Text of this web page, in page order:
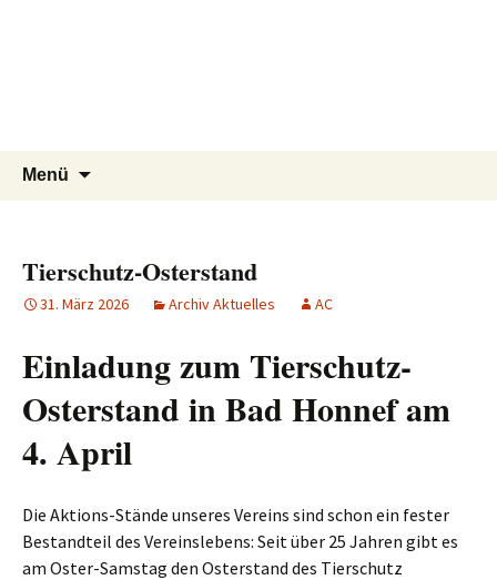
Tier Natur und Artenschutz
Siebengebirge e.V.
Tierschutzverein seit 1985 im
Siebengebirge – Orscheider
Menü
Tierschutz-Osterstand
31. März 2026 Archiv Aktuelles AC
Einladung zum Tierschutz-
Osterstand in Bad Honnef am
4. April
Die Aktions-Stände unseres Vereins sind schon ein fester
Bestandteil des Vereinslebens: Seit über 25 Jahren gibt es
am Oster-Samstag den Osterstand des Tierschutz